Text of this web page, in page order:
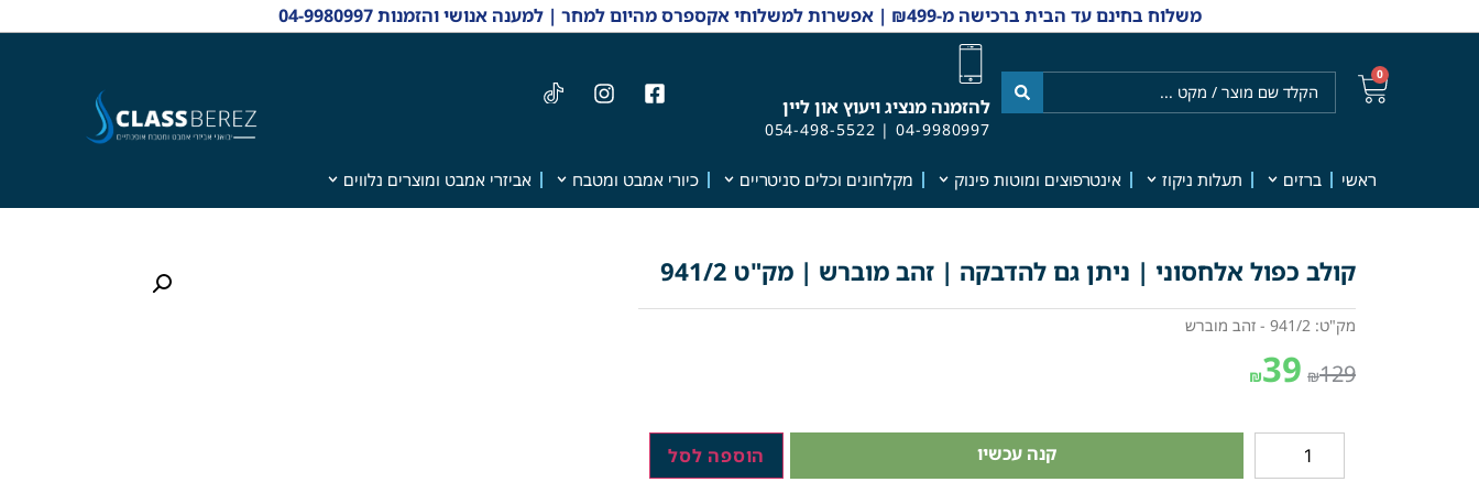
משלוח בחינם עד הבית ברכישה מ-₪499 | אפשרות למשלוחי אקספרס מהיום למחר | למענה אנושי והזמנות 04-9980997
0
להזמנה מנציג ויעוץ און ליין
04-9980997
|
054-498-5522
ראשי ברזים תעלות ניקוז אינטרפוצים ומוטות פינוק מקלחונים וכלים סניטריים כיורי אמבט ומטבח אביזרי אמבט ומוצרים נלווים
קולב כפול אלחסוני | ניתן גם להדבקה | זהב מוברש | מק"ט 941/2
מק"ט: 941/2 - זהב מוברש
₪129
₪39
קנה עכשיו הוספה לסל